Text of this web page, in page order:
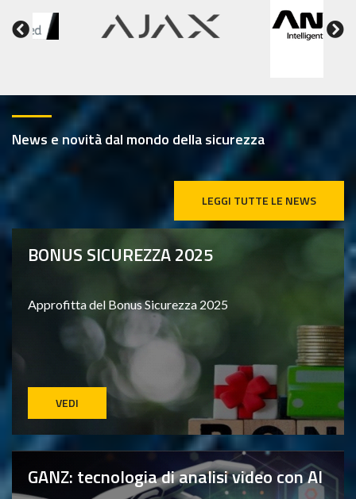
News e novità dal mondo della sicurezza
LEGGI TUTTE LE NEWS
BONUS SICUREZZA 2025
Approfitta del Bonus Sicurezza 2025
VEDI
GANZ: tecnologia di analisi video con AI